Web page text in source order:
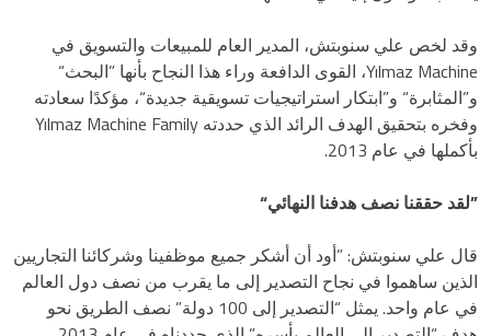
وقد لخص علي سنوبتش، المدير العام للمبيعات والتسويق في
Yılmaz Machine، القوى الدافعة وراء هذا النجاح بأنها ”البحث“
و”المثابرة“ و”ابتكار استراتيجيات تسويقية جديدة“، مؤكدًا سعادته
وفخره بتحقيق الهدف الرائد الذي حددته Yılmaz Machine Family
بأكملها في عام 2013.
”لقد حققنا نصف هدفنا النهائي“
قال علي سنوبتش: ”أود أن أشكر جميع موظفينا وشركائنا التجاريين
الذين ساهموا في نجاح التصدير إلى ما يقرب من نصف دول العالم
في عام واحد. يمثل “التصدير إلى 100 دولة” نصف الطريق نحو